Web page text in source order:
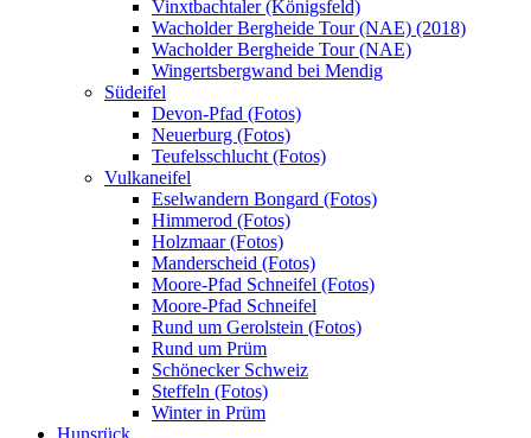
Vinxtbachtaler (Königsfeld)
Wacholder Bergheide Tour (NAE) (2018)
Wacholder Bergheide Tour (NAE)
Wingertsbergwand bei Mendig
Südeifel
Devon-Pfad (Fotos)
Neuerburg (Fotos)
Teufelsschlucht (Fotos)
Vulkaneifel
Eselwandern Bongard (Fotos)
Himmerod (Fotos)
Holzmaar (Fotos)
Manderscheid (Fotos)
Moore-Pfad Schneifel (Fotos)
Moore-Pfad Schneifel
Rund um Gerolstein (Fotos)
Rund um Prüm
Schönecker Schweiz
Steffeln (Fotos)
Winter in Prüm
Hunsrück